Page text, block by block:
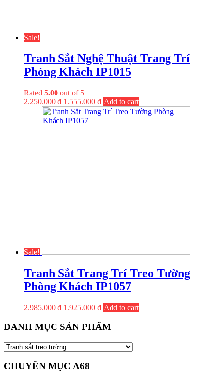
Sale!
Tranh Sắt Nghệ Thuật Trang Trí
Phòng Khách IP1015
Rated 5.00 out of 5
2.250.000₫ 1.555.000 ₫ Add to cart
Sale!
Tranh Sắt Trang Trí Treo Tường
Phòng Khách IP1057
2.985.000₫ 1.925.000 ₫ Add to cart
DANH MỤC SẢN PHẨM
CHUYÊN MỤC A68